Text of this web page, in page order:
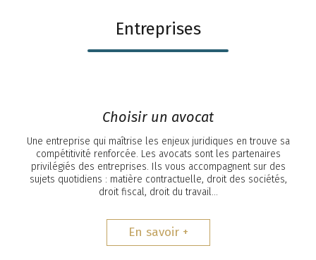
Entreprises
Choisir un avocat
Une entreprise qui maîtrise les enjeux juridiques en trouve sa
compétitivité renforcée. Les avocats sont les partenaires
privilégiés des entreprises. Ils vous accompagnent sur des
sujets quotidiens : matière contractuelle, droit des sociétés,
droit fiscal, droit du travail…
En savoir +